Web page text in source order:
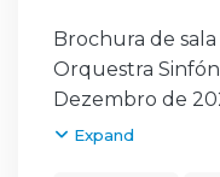
internacional.
Brochura de
Orquestra
Dezembro de
em Lisboa no
Expand